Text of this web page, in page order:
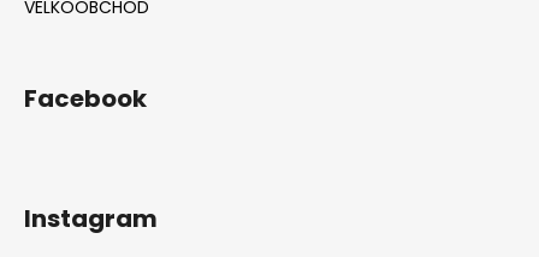
VELKOOBCHOD
Facebook
Instagram